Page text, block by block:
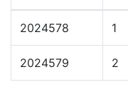
2024578 1
2024579 2